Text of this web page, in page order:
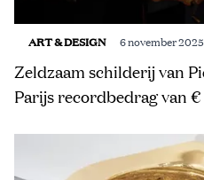
ART & DESIGN 6 november 2025
Zeldzaam schilderij van
Parijs recordbedrag van